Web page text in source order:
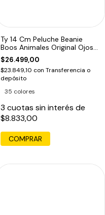
Ty 14 Cm Peluche Beanie
Boos Animales Original Ojos
Grande
$26.499,00
$23.849,10 con Transferencia o
depósito
35 colores
3 cuotas sin interés de
$8.833,00
COMPRAR